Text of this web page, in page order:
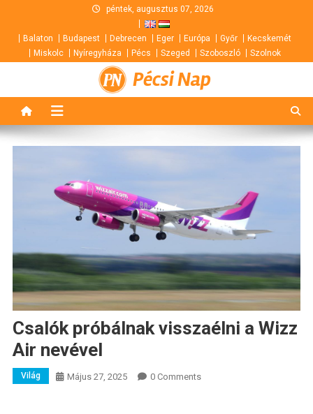
content
péntek, augusztus 07, 2026
Balaton Budapest Debrecen Eger Európa Győr
Kecskemét
Miskolc
Nyíregyháza Pécs Szeged Szoboszló Szolnok
Pécsi Nap
Csalók próbálnak visszaélni a Wizz
Air nevével
Világ Május 27, 2025 0 Comments